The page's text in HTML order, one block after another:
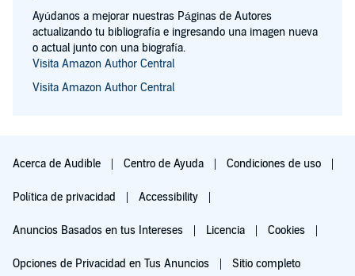
Ayúdanos a mejorar nuestras Páginas de Autores
actualizando tu bibliografía e ingresando una imagen nueva
o actual junto con una biografía.
Visita Amazon Author Central
Visita Amazon Author Central
Acerca de Audible Centro de Ayuda Condiciones de uso
Política de privacidad Accessibility
Anuncios Basados en tus Intereses Licencia Cookies
Opciones de Privacidad en Tus Anuncios Sitio completo